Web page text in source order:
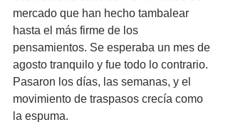
mercado que han hecho tambalear
hasta el más firme de los
pensamientos. Se esperaba un mes de
agosto tranquilo y fue todo lo contrario.
Pasaron los días, las semanas, y el
movimiento de traspasos crecía como
la espuma.